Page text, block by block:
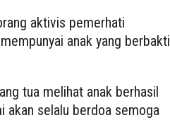
aktivis pemerhati
anak yang berbakti
tua melihat anak berhasil
akan selalu berdoa semoga